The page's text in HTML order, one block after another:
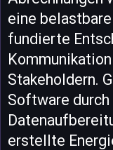
eine
fundierte
Stakeholdern.
Software
erstellte